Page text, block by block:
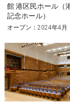
館 港区民ホール（
記念ホール）
オープン：2024年4